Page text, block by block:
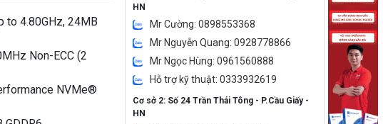
to 4.80GHz, 24MB
Non-ECC (2
NVMe®
HN
Mr Cường: 0898553368
Mr Nguyễn Quang: 0928778866
Mr Ngọc Hùng: 0961560888
Hỗ trợ kỹ thuật: 0333932619
Cơ sở 2: Số 24 Trần Thái Tông - P.Cầu Giấy -
HN